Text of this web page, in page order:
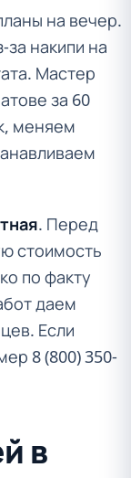
на вечер.
накипи на
Мастер
за 60
меняем
. Перед
стоимость
по факту
даем
Если
8 (800) 350-
в